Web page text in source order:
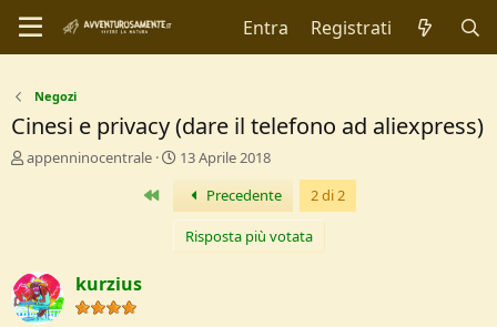
Entra Registrati
Negozi
Cinesi e privacy (dare il telefono ad aliexpress)
C
r
e
D
appenninocentrale
D
a
d
13 Aprile 2018
Primo Precedente 2 di 2
Risposta più votata
kurzius